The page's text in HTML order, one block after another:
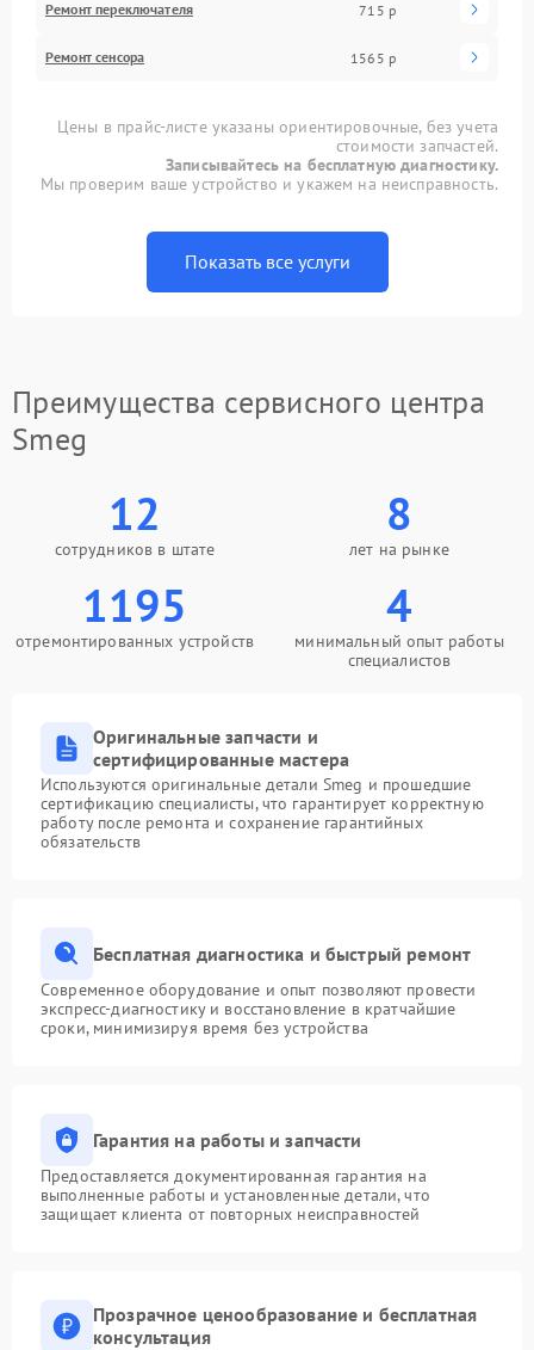
Ремонт переключателя 715 р
Ремонт сенсора 1565 р
Цены в прайс-листе указаны ориентировочные, без учета
стоимости запчастей.
Записывайтесь на бесплатную диагностику.
Мы проверим ваше устройство и укажем на неисправность.
Показать все услуги
Преимущества сервисного центра
Smeg
12
сотрудников в штате
8
лет на рынке
1195
отремонтированных устройств
4
минимальный опыт работы
специалистов
Оригинальные запчасти и
сертифицированные мастера
Используются оригинальные детали Smeg и прошедшие
сертификацию специалисты, что гарантирует корректную
работу после ремонта и сохранение гарантийных
обязательств
Бесплатная диагностика и быстрый ремонт
Современное оборудование и опыт позволяют провести
экспресс-диагностику и восстановление в кратчайшие
сроки, минимизируя время без устройства
Гарантия на работы и запчасти
Предоставляется документированная гарантия на
выполненные работы и установленные детали, что
защищает клиента от повторных неисправностей
Прозрачное ценообразование и бесплатная
консультация